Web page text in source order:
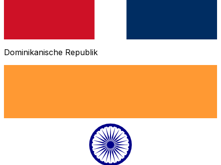
Dominikanische Republik